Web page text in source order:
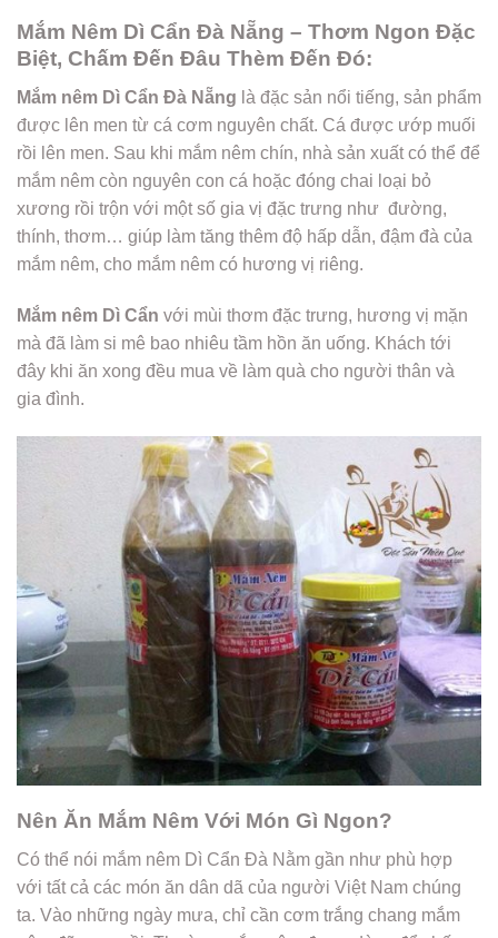
Mắm Nêm Dì Cẩn Đà Nẵng – Thơm Ngon Đặc
Biệt, Chấm Đến Đâu Thèm Đến Đó:
Mắm nêm Dì Cẩn Đà Nẵng là đặc sản nổi tiếng, sản phẩm
được lên men từ cá cơm nguyên chất. Cá được ướp muối
rồi lên men. Sau khi mắm nêm chín, nhà sản xuất có thể để
mắm nêm còn nguyên con cá hoặc đóng chai loại bỏ
xương rồi trộn với một số gia vị đặc trưng như đường,
thính, thơm… giúp làm tăng thêm độ hấp dẫn, đậm đà của
mắm nêm, cho mắm nêm có hương vị riêng.
Mắm nêm Dì Cẩn với mùi thơm đặc trưng, hương vị mặn
mà đã làm si mê bao nhiêu tầm hồn ăn uống. Khách tới
đây khi ăn xong đều mua về làm quà cho người thân và
gia đình.
Nên Ăn Mắm Nêm Với Món Gì Ngon?
Có thể nói mắm nêm Dì Cẩn Đà Nằm gần như phù hợp
với tất cả các món ăn dân dã của người Việt Nam chúng
ta. Vào những ngày mưa, chỉ cần cơm trắng chang mắm